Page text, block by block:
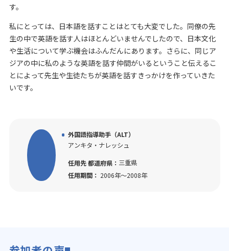
す。
私にとっては、日本語を話すことはとても大変でした。同僚の先
生の中で英語を話す人はほとんどいませんでしたので、日本文化
や生活について学ぶ機会はふんだんにあります。さらに、同じア
ジアの中に私のような英語を話す仲間がいるということ伝えるこ
とによって先生や生徒たちが英語を話すきっかけを作っていきた
いです。
外国語指導助手（ALT）
アンキタ・ナレッシュ
任用先 都道府県： 三重県
任用期間： 2006年～2008年